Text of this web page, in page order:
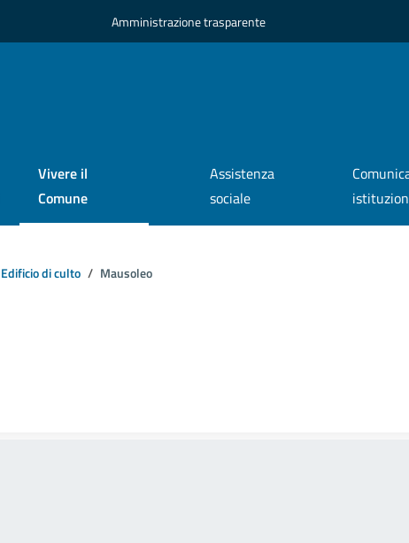
Amministrazione trasparente
Vivere il
Comune
Assistenza
sociale
Edificio di culto Mausoleo